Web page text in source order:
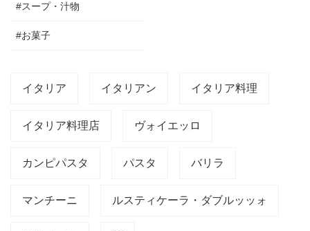
#スープ・汁物
#お菓子
イタリア イタリアン イタリア料理
イタリア料理店 ヴォイエッロ
カンピパスタ パスタ バリラ
マンチーニ ルスティケーラ・ダブルッッォ